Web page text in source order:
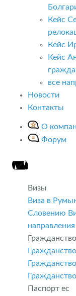
Кейс
Кейс
Кейс
все
Новости
Контакты
О
Форум
Визы
Виза в
Словению
направления
Паспорт ес